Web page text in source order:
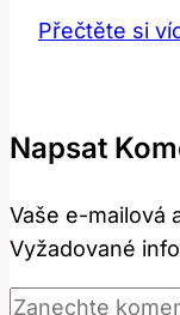
Přečtěte si
Napsat
Vaše e-mailová
Vyžadované